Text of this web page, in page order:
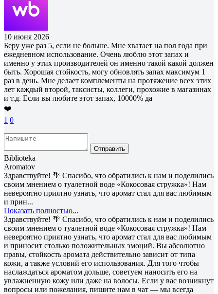
10 июня 2026
Беру уже раз 5, если не больше. Мне хватает на пол года при
ежедневном использование. Очень люблю этот запах и
именно у этих производителей он именно такой какой должен
быть. Хорошая стойкость, могу обновлять запах максимум 1
раз в день. Мне делает комплементы на протяжение всех этих
лет каждый второй, таксисты, коллеги, прохожие в магазинах
и т.д. Если вы любите этот запах, 10000% да
❤️
1 0
Отправить
Biblioteka
Aromatov
Здравствуйте! 🌴 Спасибо, что обратились к нам и поделились
своим мнением о туалетной воде «Кокосовая стружка»! Нам
невероятно приятно узнать, что аромат стал для вас любимым
и прин...
Показать полностью...
Здравствуйте! 🌴 Спасибо, что обратились к нам и поделились
своим мнением о туалетной воде «Кокосовая стружка»! Нам
невероятно приятно узнать, что аромат стал для вас любимым
и приносит столько положительных эмоций. Вы абсолютно
правы, стойкость аромата действительно зависит от типа
кожи, а также условий его использования. Для того чтобы
наслаждаться ароматом дольше, советуем наносить его на
увлажненную кожу или даже на волосы. Если у вас возникнут
вопросы или пожелания, пишите нам в чат — мы всегда